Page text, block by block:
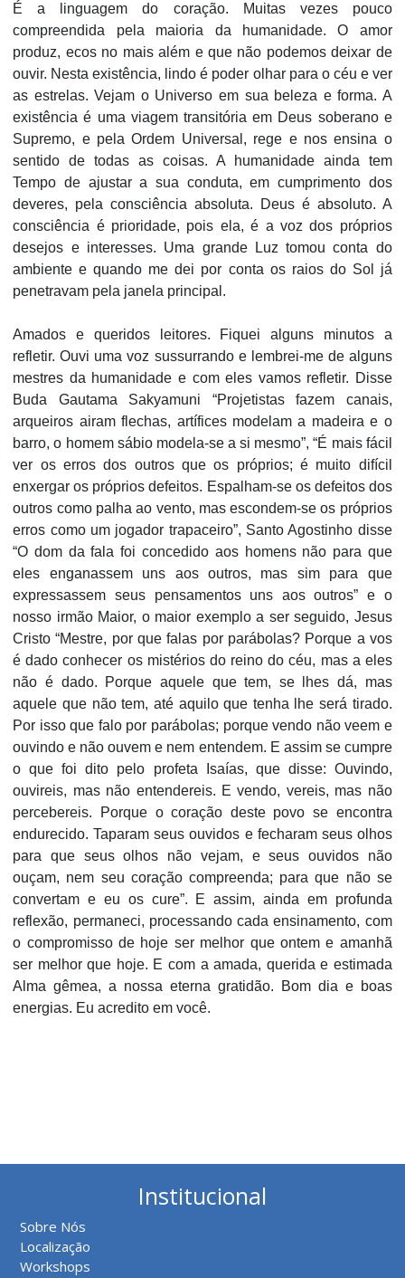
É a linguagem do coração. Muitas vezes pouco
compreendida pela maioria da humanidade. O amor
produz, ecos no mais além e que não podemos deixar de
ouvir. Nesta existência, lindo é poder olhar para o céu e ver
as estrelas. Vejam o Universo em sua beleza e forma. A
existência é uma viagem transitória em Deus soberano e
Supremo, e pela Ordem Universal, rege e nos ensina o
sentido de todas as coisas. A humanidade ainda tem
Tempo de ajustar a sua conduta, em cumprimento dos
deveres, pela consciência absoluta. Deus é absoluto. A
consciência é prioridade, pois ela, é a voz dos próprios
desejos e interesses. Uma grande Luz tomou conta do
ambiente e quando me dei por conta os raios do Sol já
penetravam pela janela principal.
Amados e queridos leitores. Fiquei alguns minutos a
refletir. Ouvi uma voz sussurrando e lembrei-me de alguns
mestres da humanidade e com eles vamos refletir. Disse
Buda Gautama Sakyamuni “Projetistas fazem canais,
arqueiros airam flechas, artífices modelam a madeira e o
barro, o homem sábio modela-se a si mesmo”, “É mais fácil
ver os erros dos outros que os próprios; é muito difícil
enxergar os próprios defeitos. Espalham-se os defeitos dos
outros como palha ao vento, mas escondem-se os próprios
erros como um jogador trapaceiro”, Santo Agostinho disse
“O dom da fala foi concedido aos homens não para que
eles enganassem uns aos outros, mas sim para que
expressassem seus pensamentos uns aos outros” e o
nosso irmão Maior, o maior exemplo a ser seguido, Jesus
Cristo “Mestre, por que falas por parábolas? Porque a vos
é dado conhecer os mistérios do reino do céu, mas a eles
não é dado. Porque aquele que tem, se lhes dá, mas
aquele que não tem, até aquilo que tenha lhe será tirado.
Por isso que falo por parábolas; porque vendo não veem e
ouvindo e não ouvem e nem entendem. E assim se cumpre
o que foi dito pelo profeta Isaías, que disse: Ouvindo,
ouvireis, mas não entendereis. E vendo, vereis, mas não
percebereis. Porque o coração deste povo se encontra
endurecido. Taparam seus ouvidos e fecharam seus olhos
para que seus olhos não vejam, e seus ouvidos não
ouçam, nem seu coração compreenda; para que não se
convertam e eu os cure”. E assim, ainda em profunda
reflexão, permaneci, processando cada ensinamento, com
o compromisso de hoje ser melhor que ontem e amanhã
ser melhor que hoje. E com a amada, querida e estimada
Alma gêmea, a nossa eterna gratidão. Bom dia e boas
energias. Eu acredito em você.
Institucional
Sobre Nós
Localização
Workshops